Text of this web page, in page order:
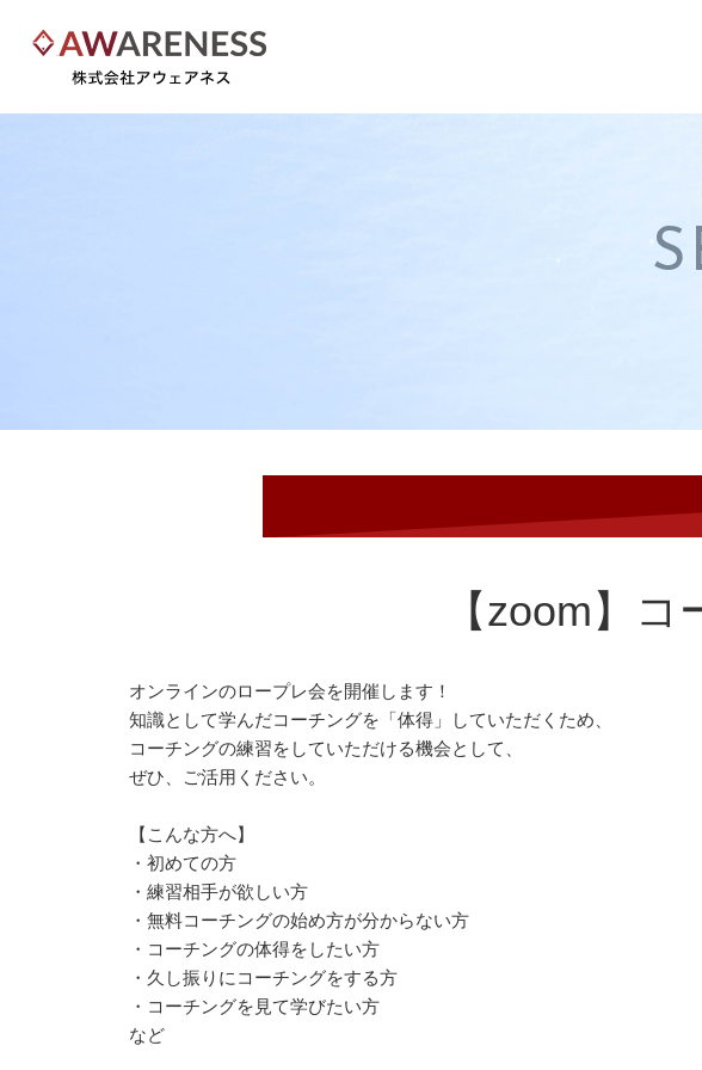
【zoom】
オンラインのロープレ会を開催します！
知識として学んだコーチングを「体得」していただくため、
コーチングの練習をしていただける機会として、
ぜひ、ご活用ください。
【こんな方へ】
・初めての方
・練習相手が欲しい方
・無料コーチングの始め方が分からない方
・コーチングの体得をしたい方
・久し振りにコーチングをする方
・コーチングを見て学びたい方
など